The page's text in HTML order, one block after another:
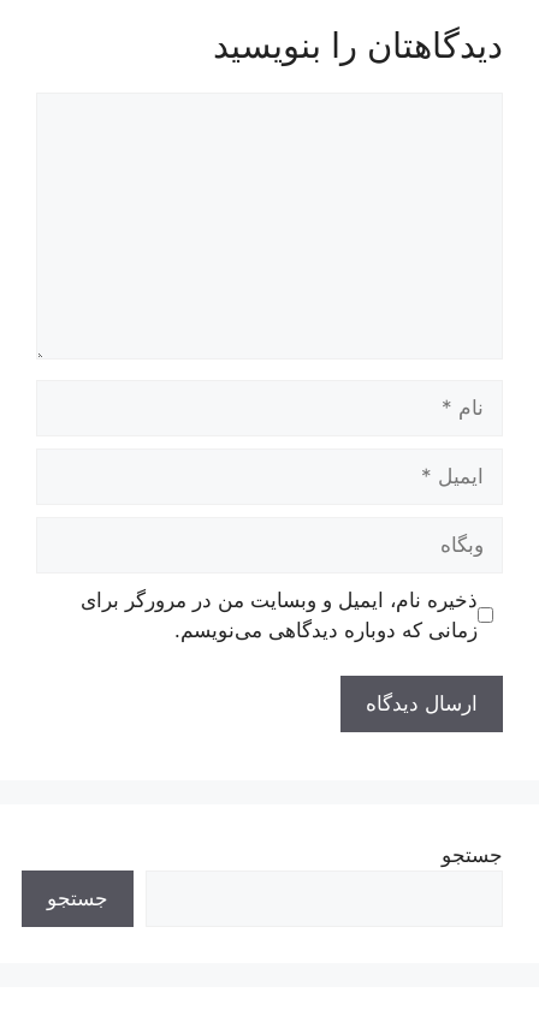
دیدگاهتان را بنویسید
وبگاه
ذخیره نام، ایمیل و وبسایت من در مرورگر برای
زمانی که دوباره دیدگاهی می‌نویسم.
جستجو
جستجو